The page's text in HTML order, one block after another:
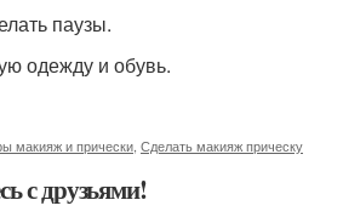
паузы.
одежду и обувь.
макияж и прически Сделать макияж прическу
с друзьями!